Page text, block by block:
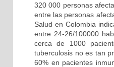
320 000 personas
entre las personas
Salud en Colombia
entre 24-26/100000
cerca de 1000
tuberculosis no es tan
60% en pacientes